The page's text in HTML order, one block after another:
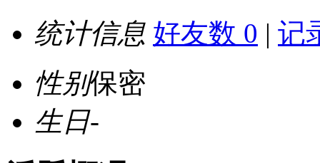
统计信息 好友数 0 | 记
性别保密
生日-